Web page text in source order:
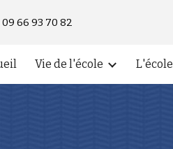
Skip to navigation
66 93 70 82
Vie de l'école L'école